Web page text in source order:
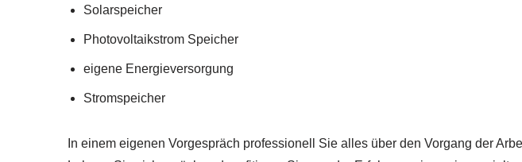
Solarspeicher
Photovoltaikstrom Speicher
eigene Energieversorgung
Stromspeicher
In einem eigenen Vorgespräch professionell Sie alles über den Vorgang der